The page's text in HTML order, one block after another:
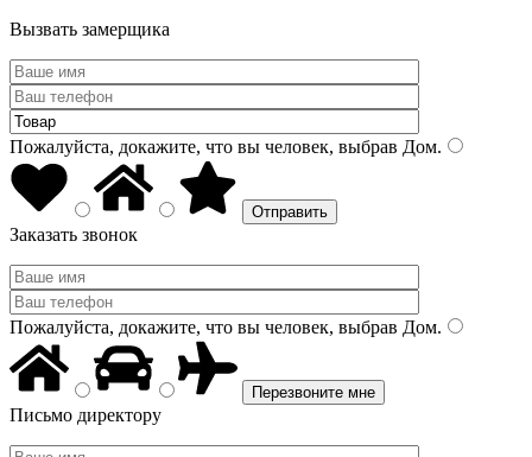
Вызвать замерщика
Пожалуйста, докажите, что вы человек, выбрав Дом.
Заказать звонок
Пожалуйста, докажите, что вы человек, выбрав Дом.
Письмо директору